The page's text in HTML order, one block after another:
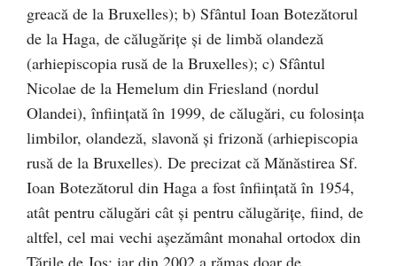
greacă de la Bruxelles); b) Sfântul Ioan Botezătorul
de la Haga, de călugărițe și de limbă olandeză
(arhiepiscopia rusă de la Bruxelles); c) Sfântul
Nicolae de la Hemelum din Friesland (nordul
Olandei), înființată în 1999, de călugări, cu folosința
limbilor, olandeză, slavonă și frizonă (arhiepiscopia
rusă de la Bruxelles). De precizat că Mănăstirea Sf.
Ioan Botezătorul din Haga a fost înființată în 1954,
atât pentru călugări cât și pentru călugărițe, fiind, de
altfel, cel mai vechi așezământ monahal ortodox din
Țările de Jos; iar din 2002 a rămas doar de